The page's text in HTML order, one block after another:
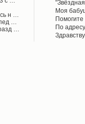
н …
…
…
своего
поднял
Моя
Айрих
в
По